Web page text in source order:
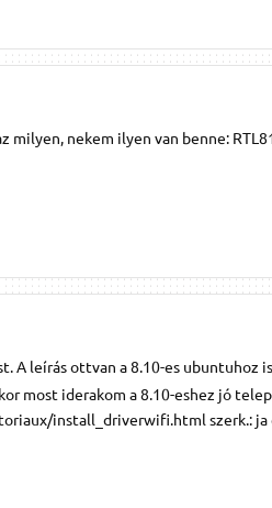
milyen, nekem ilyen van benne:
A leírás ottvan a 8.10-es ubuntuhoz
most iderakom a 8.10-eshez jó
install_driverwifi.html szerk.: ja